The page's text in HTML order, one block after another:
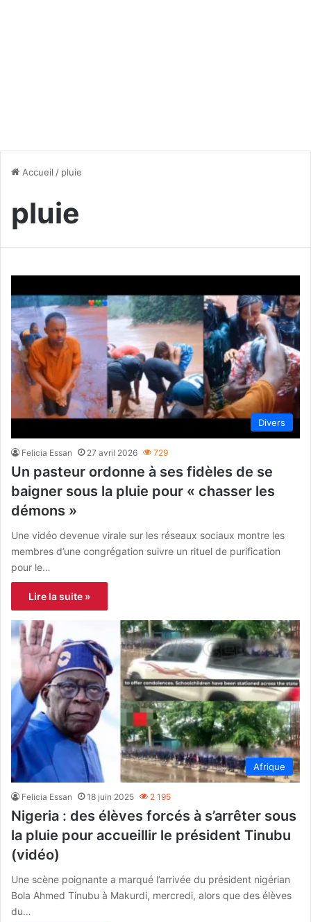
Accueil / pluie
pluie
Divers
Felicia Essan 27 avril 2026 729
Un pasteur ordonne à ses fidèles de se
baigner sous la pluie pour « chasser les
démons »
Une vidéo devenue virale sur les réseaux sociaux montre les
membres d’une congrégation suivre un rituel de purification
pour le…
Lire la suite »
Afrique
Felicia Essan 18 juin 2025 2 195
Nigeria : des élèves forcés à s’arrêter sous
la pluie pour accueillir le président Tinubu
(vidéo)
Une scène poignante a marqué l’arrivée du président nigérian
Bola Ahmed Tinubu à Makurdi, mercredi, alors que des élèves
du…